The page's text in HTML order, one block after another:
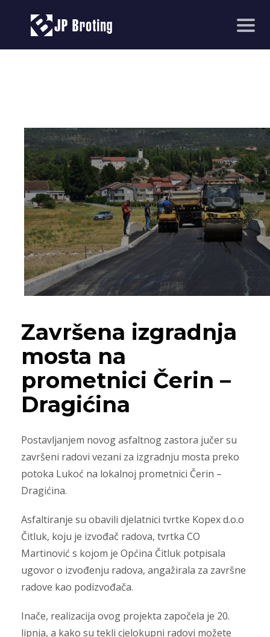
Završena izgradnja
mosta na
prometnici Čerin –
Dragićina
Postavljanjem novog asfaltnog zastora jučer su
završeni radovi vezani za izgradnju mosta preko
potoka Lukoć na lokalnoj prometnici Čerin –
Dragićina.
Asfaltiranje su obavili djelatnici tvrtke Kopex d.o.o
Čitluk, koju je izvođač radova, tvrtka CO
Martinović s kojom je Općina Čitluk potpisala
ugovor o izvođenju radova, angažirala za završne
radove kao podizvođača.
Inače, realizacija ovog projekta započela je 20.
lipnja, a kako su tekli cjelokupni radovi možete